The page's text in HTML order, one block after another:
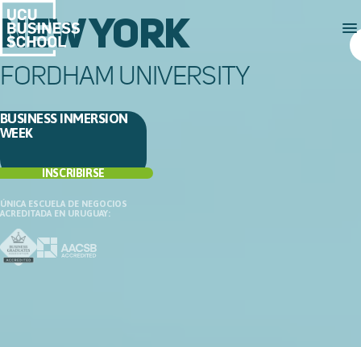
NEW YORK
FORDHAM UNIVERSITY
BUSINESS INMERSION
WEEK
INSCRIBIRSE
ÚNICA ESCUELA DE NEGOCIOS
ACREDITADA EN URUGUAY: